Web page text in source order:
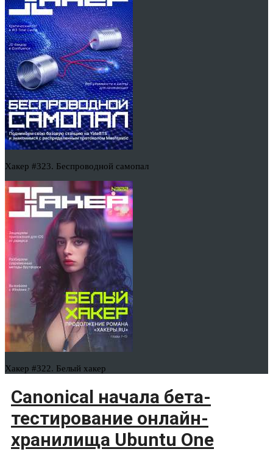
Хакер #323. Беспроводной самопал
Хакер #322. Белый хакер
Canonical начала бета-
тестирование онлайн-
хранилища Ubuntu One